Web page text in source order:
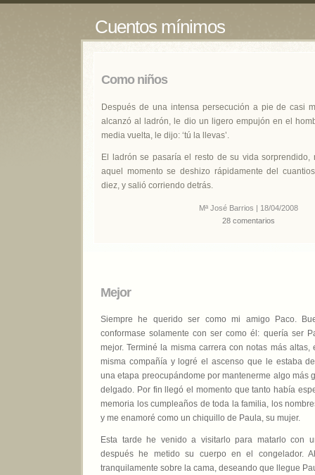
Cuentos mínimos
Como niños
Después de una intensa persecución a pie de casi
alcanzó al ladrón, le dio un ligero empujón en el
media vuelta, le dijo: ‘tú la llevas’.
El ladrón se pasaría el resto de su vida sorprendido,
aquel momento se deshizo rápidamente del
diez, y salió corriendo detrás.
Mª José Barrios | 18/04/2008
28 comentarios
Mejor
Siempre he querido ser como mi amigo Paco.
conformase solamente con ser como él: quería ser
mejor. Terminé la misma carrera con notas más
misma compañía y logré el ascenso que le estaba
una etapa preocupándome por mantenerme algo más
delgado. Por fin llegó el momento que tanto había
memoria los cumpleaños de toda la familia, los
y me enamoré como un chiquillo de Paula, su mujer.
Esta tarde he venido a visitarlo para matarlo con
después he metido su cuerpo en el congelador.
tranquilamente sobre la cama, deseando que llegue